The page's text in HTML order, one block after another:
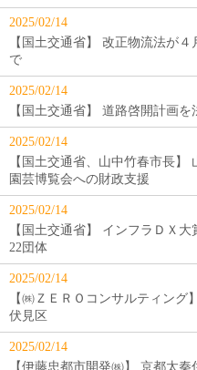
2025/02/14
【国土交通省】 改正物流法が
で
2025/02/14
【国土交通省】 道路啓開計画
2025/02/14
【国土交通省、山中竹春市長
園芸博覧会への財政支援
2025/02/14
【国土交通省】 インフラＤ
22団体
2025/02/14
【㈱ＺＥＲＯコンサルティン
伏見区
2025/02/14
【伊藤忠都市開発㈱】 京都太